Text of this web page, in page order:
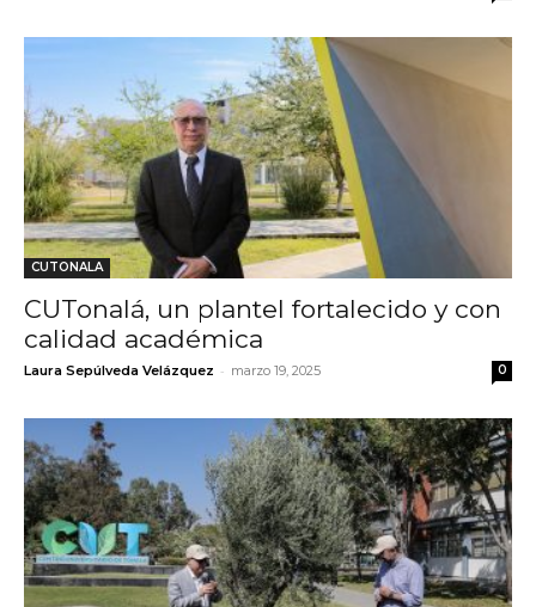
CUTONALA
CUTonalá, un plantel fortalecido y con
calidad académica
Laura Sepúlveda Velázquez - marzo 19, 2025 0